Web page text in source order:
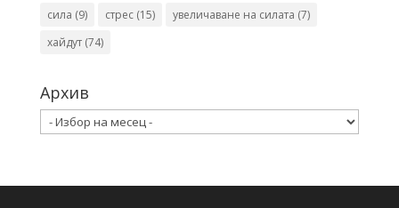
сила (9) стрес(15) увеличаване на силата (7)
хайдут(74)
Архив
Архив